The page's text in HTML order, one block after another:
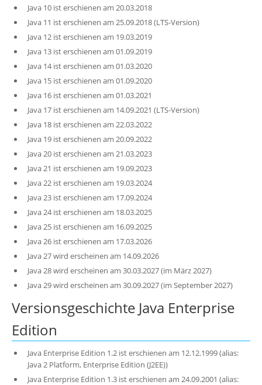
Java 10 ist erschienen am 20.03.2018
Java 11 ist erschienen am 25.09.2018 (LTS-Version)
Java 12 ist erschienen am 19.03.2019
Java 13 ist erschienen am 01.09.2019
Java 14 ist erschienen am 01.03.2020
Java 15 ist erschienen am 01.09.2020
Java 16 ist erschienen am 01.03.2021
Java 17 ist erschienen am 14.09.2021 (LTS-Version)
Java 18 ist erschienen am 22.03.2022
Java 19 ist erschienen am 20.09.2022
Java 20 ist erschienen am 21.03.2023
Java 21 ist erschienen am 19.09.2023
Java 22 ist erschienen am 19.03.2024
Java 23 ist erschienen am 17.09.2024
Java 24 ist erschienen am 18.03.2025
Java 25 ist erschienen am 16.09.2025
Java 26 ist erschienen am 17.03.2026
Java 27 wird erscheinen am 14.09.2026
Java 28 wird erscheinen am 30.03.2027 (im März 2027)
Java 29 wird erscheinen am 30.09.2027 (im September 2027)
Versionsgeschichte Java Enterprise
Edition
Java Enterprise Edition 1.2 ist erschienen am 12.12.1999 (alias:
Java 2 Platform, Enterprise Edition (J2EE))
Java Enterprise Edition 1.3 ist erschienen am 24.09.2001 (alias: